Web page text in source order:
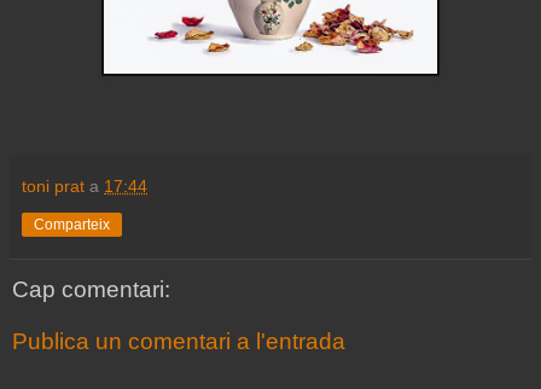
toni prat a 17:44
Comparteix
Cap comentari:
Publica un comentari a l'entrada